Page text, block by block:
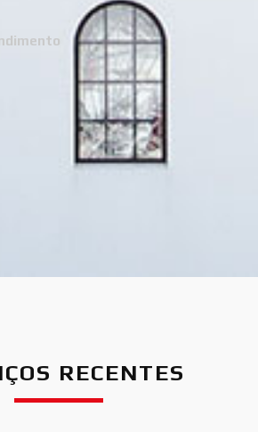
RECENTES